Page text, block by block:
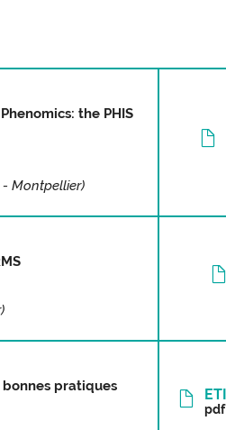
the PHIS
- Montpellier)
pratiques
pdf